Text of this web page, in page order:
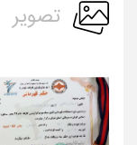
تصویر